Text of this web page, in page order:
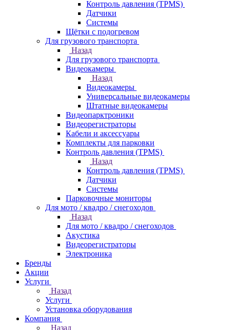
Контроль давления (TPMS)
Датчики
Системы
Щётки с подогревом
Для грузового транспорта
Назад
Для грузового транспорта
Видеокамеры
Назад
Видеокамеры
Универсальные видеокамеры
Штатные видеокамеры
Видеопарктроники
Видеорегистраторы
Кабели и аксессуары
Комплекты для парковки
Контроль давления (TPMS)
Назад
Контроль давления (TPMS)
Датчики
Системы
Парковочные мониторы
Для мото / квадро / снегоходов
Назад
Для мото / квадро / снегоходов
Акустика
Видеорегистраторы
Электроника
Бренды
Акции
Услуги
Назад
Услуги
Установка оборудования
Компания
Назад